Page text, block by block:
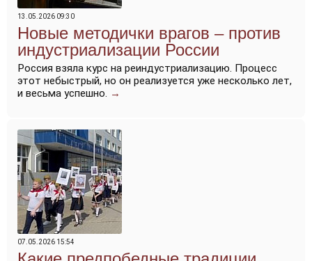
13.05.2026 09:30
Новые методички врагов – против
индустриализации России
Россия взяла курс на реиндустриализацию. Процесс
этот небыстрый, но он реализуется уже несколько лет,
и весьма успешно. →
07.05.2026 15:54